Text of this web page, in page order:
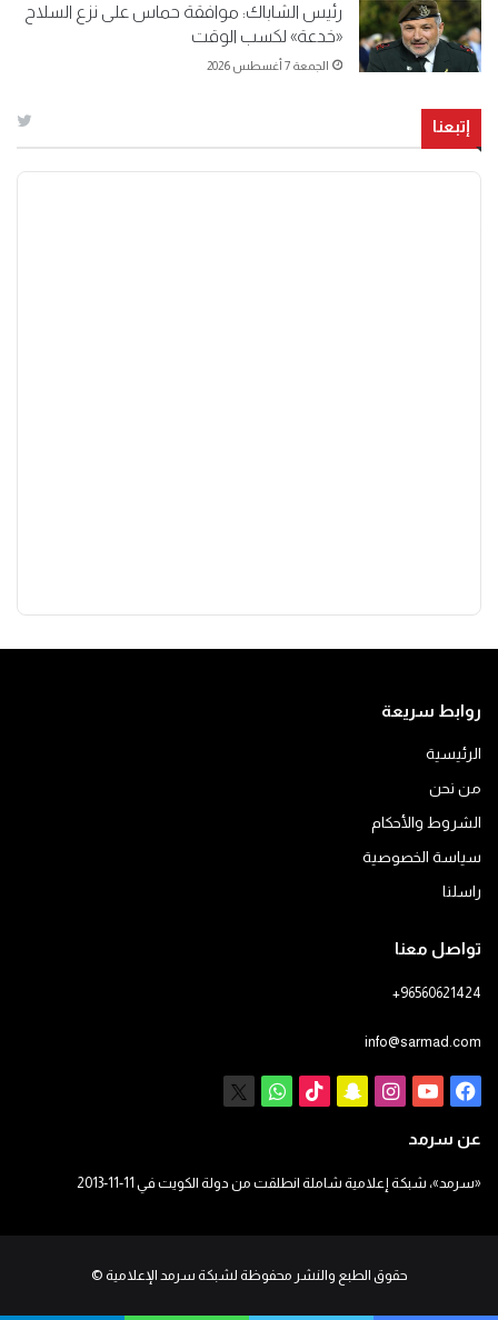
رئيس الشاباك: موافقة حماس على نزع السلاح
«خدعة» لكسب الوقت
الجمعة 7 أغسطس 2026
إتبعنا
روابط سريعة
الرئيسية
من نحن
الشروط والأحكام
سياسة الخصوصية
راسلنا
تواصل معنا
+96560621424
info@sarmad.com
فيسبوكيوتيوبانستقرام
سناب ‫TikTokواتساب
عن سرمد
«سرمد»، شبكة إعلامية شاملة انطلقت من دولة الكويت في 11-11-2013
حقوق الطبع والنشر محفوظة لشبكة سرمد الإعلامية ©